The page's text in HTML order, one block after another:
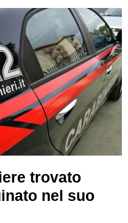
trovato
nel suo